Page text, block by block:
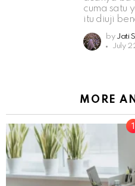
cuma satu
itu diuji
by Jati
July
MORE